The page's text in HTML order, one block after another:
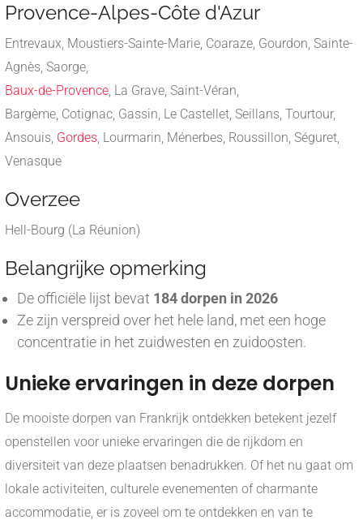
Provence-Alpes-Côte d'Azur
Entrevaux, Moustiers-Sainte-Marie, Coaraze, Gourdon, Sainte-
Agnès, Saorge,
Baux-de-Provence, La Grave, Saint-Véran,
Bargème, Cotignac, Gassin, Le Castellet, Seillans, Tourtour,
Ansouis, Gordes, Lourmarin, Ménerbes, Roussillon, Séguret,
Venasque
Overzee
Hell-Bourg (La Réunion)
Belangrijke opmerking
De officiële lijst bevat 184 dorpen in 2026
Ze zijn verspreid over het hele land, met een hoge
concentratie in het zuidwesten en zuidoosten.
Unieke ervaringen in deze dorpen
De mooiste dorpen van Frankrijk ontdekken betekent jezelf
openstellen voor unieke ervaringen die de rijkdom en
diversiteit van deze plaatsen benadrukken. Of het nu gaat om
lokale activiteiten, culturele evenementen of charmante
accommodatie, er is zoveel om te ontdekken en van te